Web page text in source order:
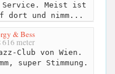
Service. Meist ist
dort und nimm...
& Bess
616 meter
Club von Wien.
super Stimmung.